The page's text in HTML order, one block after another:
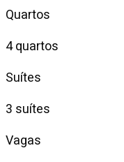
Quartos
4 quartos
Suítes
3 suítes
Vagas